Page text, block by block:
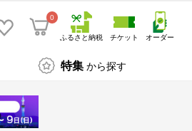
0
ふるさと納税 チケット オーダー
特集 から探す